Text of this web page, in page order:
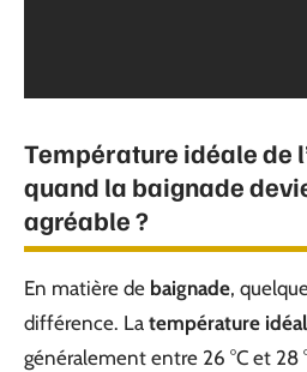
Température idéale de
quand la baignade
agréable ?
En matière de baignade,
différence. La température
généralement entre 26 °C et 28